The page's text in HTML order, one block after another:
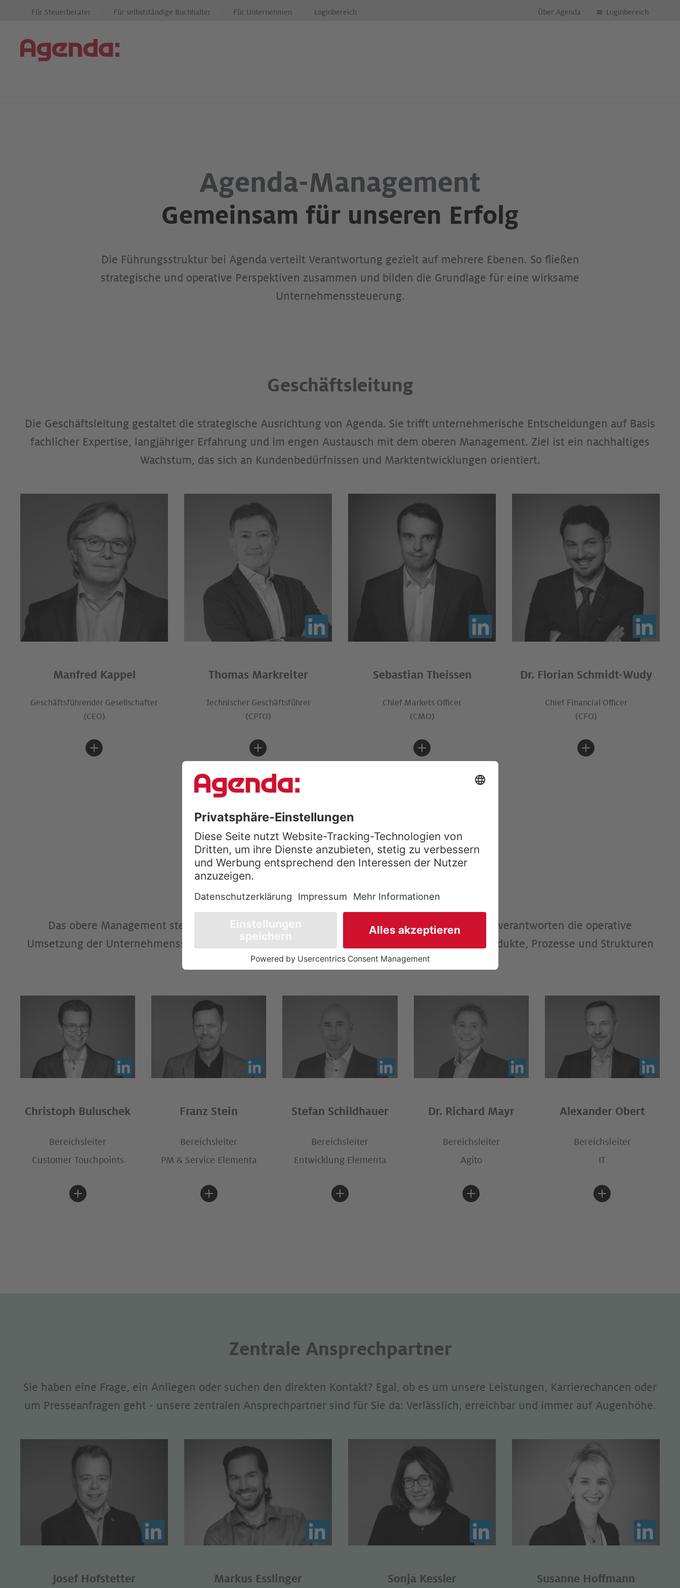
Für Steuerberater Für selbstständige Buchhalter Für Unternehmen Loginbereich
Über Agenda
Loginbereich
Agenda-Management
Gemeinsam für unseren Erfolg
Die Führungsstruktur bei Agenda verteilt Verantwortung gezielt auf mehrere Ebenen. So fließen
strategische und operative Perspektiven zusammen und bilden die Grundlage für eine wirksame
Unternehmenssteuerung.
Geschäftsleitung
Die Geschäftsleitung gestaltet die strategische Ausrichtung von Agenda. Sie trifft unternehmerische Entscheidungen auf Basis
fachlicher Expertise, langjähriger Erfahrung und im engen Austausch mit dem oberen Management. Ziel ist ein nachhaltiges
Wachstum, das sich an Kundenbedürfnissen und Marktentwicklungen orientiert.
Manfred Kappel
Ge­schäfts­führ­en­der Ge­sell­schaf­ter
(CEO)
Thomas Markreiter
Tech­nischer Ge­schäfts­führ­er
(CPTO)
Sebastian Theissen
Chief Markets Officer
(CMO)
Dr. Florian Schmidt-Wudy
Chief Financial Officer
(CFO)
Das obere Management steuert die zentralen Fachbereiche bei Agenda. Die Bereichsleiter verantworten die operative
Umsetzung der Unternehmensstrategie und tragen maßgeblich zur Weiterentwicklung der Produkte, Prozesse und Strukturen
bei.
Christoph Buluschek
Bereichsleiter
Customer Touchpoints
Franz Stein
Bereichsleiter
PM & Service Elementa
Stefan Schildhauer
Bereichsleiter
Entwicklung Elementa
Dr. Richard Mayr
Bereichsleiter
Agito
Alexander Obert
Bereichsleiter
IT
Zentrale Ansprechpartner
Sie haben eine Frage, ein Anliegen oder suchen den direkten Kontakt? Egal, ob es um unsere Leistungen, Karrierechancen oder
um Presseanfragen geht - unsere zentralen Ansprechpartner sind für Sie da: Verlässlich, erreichbar und immer auf Augenhöhe.
Josef Hofstetter Markus Esslinger Sonja Kessler Susanne Hoffmann